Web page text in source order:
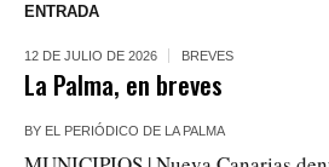
ENTRADA
12 DE JULIO DE 2026 BREVES
La Palma, en breves
BY EL PERIÓDICO DE LA PALMA